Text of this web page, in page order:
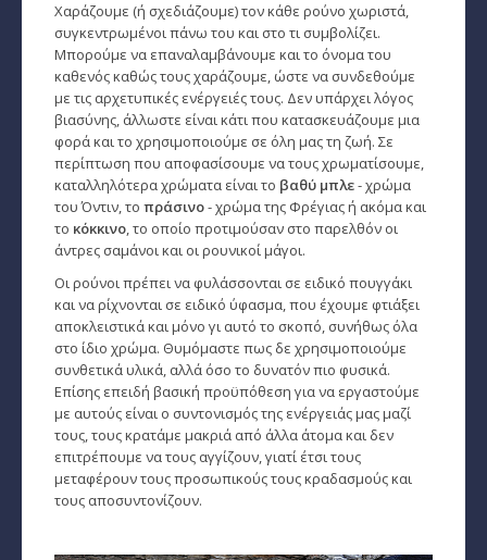
Χαράζουμε (ή σχεδιάζουμε) τον κάθε ρούνο χωριστά,
συγκεντρωμένοι πάνω του και στο τι συμβολίζει.
Μπορούμε να επαναλαμβάνουμε και το όνομα του
καθενός καθώς τους χαράζουμε, ώστε να συνδεθούμε
με τις αρχετυπικές ενέργειές τους. Δεν υπάρχει λόγος
βιασύνης, άλλωστε είναι κάτι που κατασκευάζουμε μια
φορά και το χρησιμοποιούμε σε όλη μας τη ζωή. Σε
περίπτωση που αποφασίσουμε να τους χρωματίσουμε,
καταλληλότερα χρώματα είναι το βαθύ μπλε- χρώμα
του Όντιν, το πράσινο- χρώμα της Φρέγιας ή ακόμα και
το κόκκινο, το οποίο προτιμούσαν στο παρελθόν οι
άντρες σαμάνοι και οι ρουνικοί μάγοι.
Οι ρούνοι πρέπει να φυλάσσονται σε ειδικό πουγγάκι
και να ρίχνονται σε ειδικό ύφασμα, που έχουμε φτιάξει
αποκλειστικά και μόνο γι αυτό το σκοπό, συνήθως όλα
στο ίδιο χρώμα. Θυμόμαστε πως δε χρησιμοποιούμε
συνθετικά υλικά, αλλά όσο το δυνατόν πιο φυσικά.
Επίσης επειδή βασική προϋπόθεση για να εργαστούμε
με αυτούς είναι ο συντονισμός της ενέργειάς μας μαζί
τους, τους κρατάμε μακριά από άλλα άτομα και δεν
επιτρέπουμε να τους αγγίζουν, γιατί έτσι τους
μεταφέρουν τους προσωπικούς τους κραδασμούς και
τους αποσυντονίζουν.